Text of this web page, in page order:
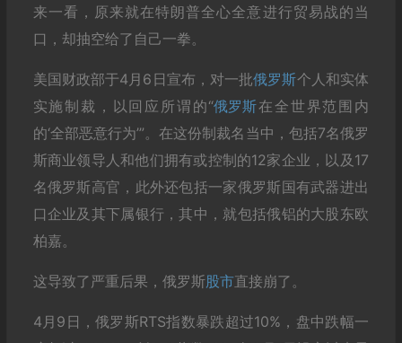
来一看，原来就在特朗普全心全意进行贸易战的当
口，却抽空给了自己一拳。
美国财政部于4月6日宣布，对一批俄罗斯个人和实体
实施制裁，以回应所谓的“俄罗斯在全世界范围内
的‘全部恶意行为’”。在这份制裁名当中，包括7名俄罗
斯商业领导人和他们拥有或控制的12家企业，以及17
名俄罗斯高官，此外还包括一家俄罗斯国有武器进出
口企业及其下属银行，其中，就包括俄铝的大股东欧
柏嘉。
这导致了严重后果，俄罗斯股市直接崩了。
4月9日，俄罗斯RTS指数暴跌超过10%，盘中跌幅一